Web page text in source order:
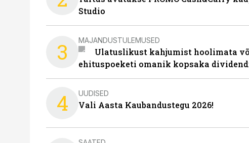
Studio
3 MAJANDUSTULEMUSED
Ulatuslikust kahjumist hoolimata
ehituspoeketi omanik kopsaka
4 UUDISED
Vali Aasta Kaubandustegu 2026!